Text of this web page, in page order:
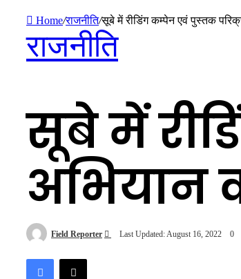
Home/राजनीति/सूबे में रीडिंग कम्पेन एवं पुस्तक
राजनीति
सूबे में
अभियान
Field Reporter
Send
Last Updated: August 16, 2022 0
Facebook
X